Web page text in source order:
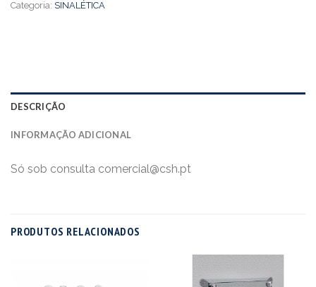
Categoria: SINALÉTICA
DESCRIÇÃO
INFORMAÇÃO ADICIONAL
Só sob consulta comercial@csh.pt
PRODUTOS RELACIONADOS